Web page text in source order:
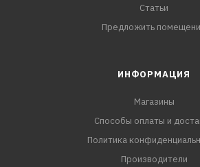
Статьи
Предложить
ИНФОРМАЦИЯ
Магазины
Способы оплаты и
Политика
Производители